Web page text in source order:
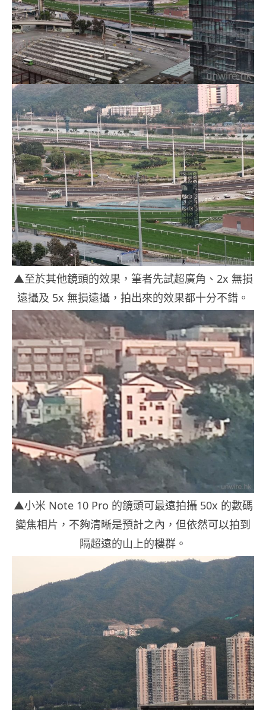
▲至於其他鏡頭的效果，筆者先試超廣角、2x 無損
遠攝及 5x 無損遠攝，拍出來的效果都十分不錯。
▲小米 Note 10 Pro 的鏡頭可最遠拍攝 50x 的數碼
變焦相片，不夠清晰是預計之內，但依然可以拍到
隔超遠的山上的樓群。